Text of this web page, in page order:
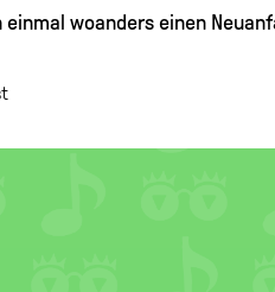
einmal woanders einen